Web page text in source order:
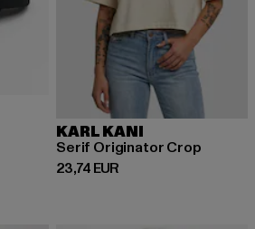
24,99 EUR
KARL KANI
Serif Originator Crop
23,74 EUR
Derzeitiger Preis: 23,74 EUR